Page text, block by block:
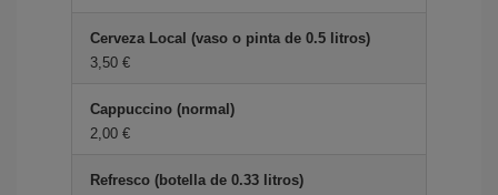
Cerveza Local (vaso o pinta de 0.5 litros)
3,50 €
Cappuccino (normal)
2,00 €
Refresco (botella de 0.33 litros)